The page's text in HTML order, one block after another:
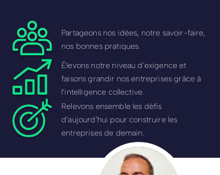
Partageons nos idées, notre savoir-faire,
nos bonnes pratiques.
Élevons notre niveau d’exigence et
faisons grandir nos entreprises grâce à
l’intelligence collective.
Relevons ensemble les défis
d’aujourd’hui pour construire les
entreprises de demain.